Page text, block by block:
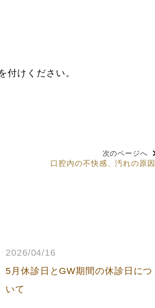
付けください。
次のページへ
口腔内の不快感、汚れの原因
2026/04/16
5月休診日とGW期間の休診日につ
いて